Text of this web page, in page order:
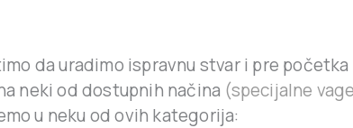
da uradimo ispravnu stvar i pre
neki od dostupnih načina (specijalne
u neku od ovih kategorija: